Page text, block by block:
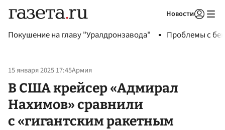
Новости
Покушение на главу "Уралдронзавода" Проблемы с
15 января 2025 17:45Армия
В США крейсер «Адмирал
Нахимов» сравнили
с «гигантским ракетным